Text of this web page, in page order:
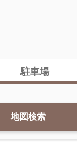
駐車場
地図検索